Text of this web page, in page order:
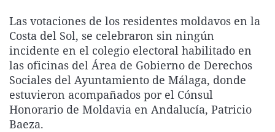
Las votaciones de los residentes moldavos en la
Costa del Sol, se celebraron sin ningún
incidente en el colegio electoral habilitado en
las oficinas del Área de Gobierno de Derechos
Sociales del Ayuntamiento de Málaga, donde
estuvieron acompañados por el Cónsul
Honorario de Moldavia en Andalucía, Patricio
Baeza.